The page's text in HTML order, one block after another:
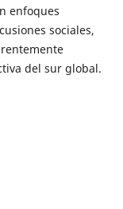
enfoques
sociales,
del sur global.